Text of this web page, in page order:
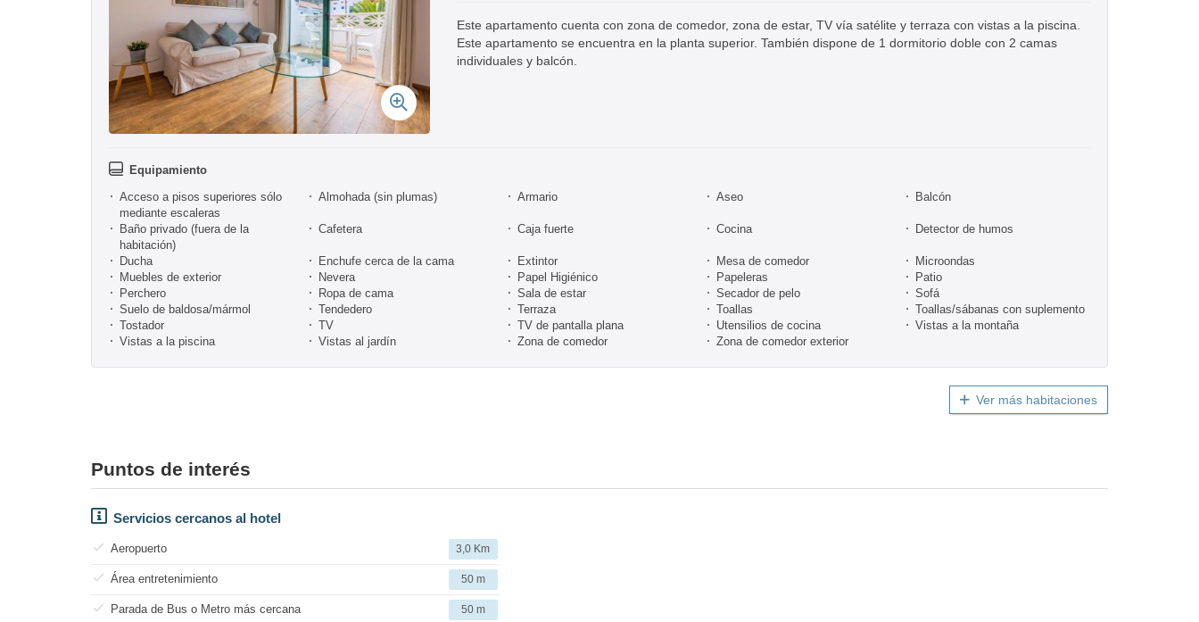
Este apartamento cuenta con zona de comedor, zona de estar, TV vía satélite y terraza con vistas a la piscina.
Este apartamento se encuentra en la planta superior. También dispone de 1 dormitorio doble con 2 camas
individuales y balcón.
Equipamiento
Acceso a pisos superiores sólo
mediante escaleras
Almohada (sin plumas) Armario Aseo Balcón
Baño privado (fuera de la
habitación)
Cafetera Caja fuerte Cocina Detector de humos
Ducha Enchufe cerca de la cama Extintor Mesa de comedor
Microondas
Muebles de exterior
Nevera Papel Higiénico Papeleras
Patio
Perchero
Ropa de cama Sala de estar Secador de pelo
Sofá
Suelo de baldosa/mármol
Tendedero Terraza Toallas
Toallas/sábanas con suplemento
Tostador
TV TV de pantalla plana Utensilios de cocina
Vistas a la montaña
Vistas a la piscina
Vistas al jardín Zona de comedor Zona de comedor exterior
Ver más habitaciones
Puntos de interés
Servicios cercanos al hotel
Aeropuerto 3,0 Km
Área entretenimiento 50 m
Parada de Bus o Metro más cercana 50 m